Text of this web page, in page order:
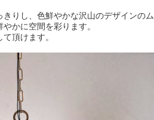
りし、色鮮やかな沢山のデザインのム
かに空間を彩ります。
頂けます。